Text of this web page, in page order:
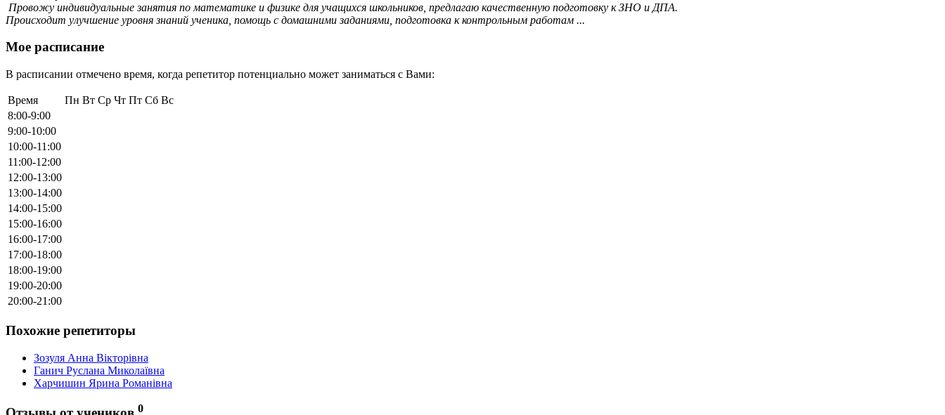
Провожу индивидуальные занятия по математике и физике для учащихся школьников, предлагаю качественную подготовку к ЗНО и ДПА.
Происходит улучшение уровня знаний ученика, помощь с домашними заданиями, подготовка к контрольным работам ...
Мое расписание
В расписании отмечено время, когда репетитор потенциально может заниматься с Вами:
Время Пн Вт Ср Чт Пт Сб Вс
8:00-9:00
9:00-10:00
10:00-11:00
11:00-12:00
12:00-13:00
13:00-14:00
14:00-15:00
15:00-16:00
16:00-17:00
17:00-18:00
18:00-19:00
19:00-20:00
20:00-21:00
Похожие репетиторы
Зозуля Анна Вікторівна
Ганич Руслана Миколаївна
Харчишин Ярина Романівна
0